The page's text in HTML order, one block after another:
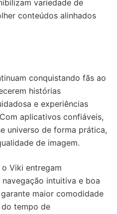
variedade de
conteúdos alinhados
conquistando fãs ao
histórias
e experiências
aplicativos confiáveis,
universo de forma prática,
de imagem.
Viki entregam
intuitiva e boa
maior comodidade
tempo de